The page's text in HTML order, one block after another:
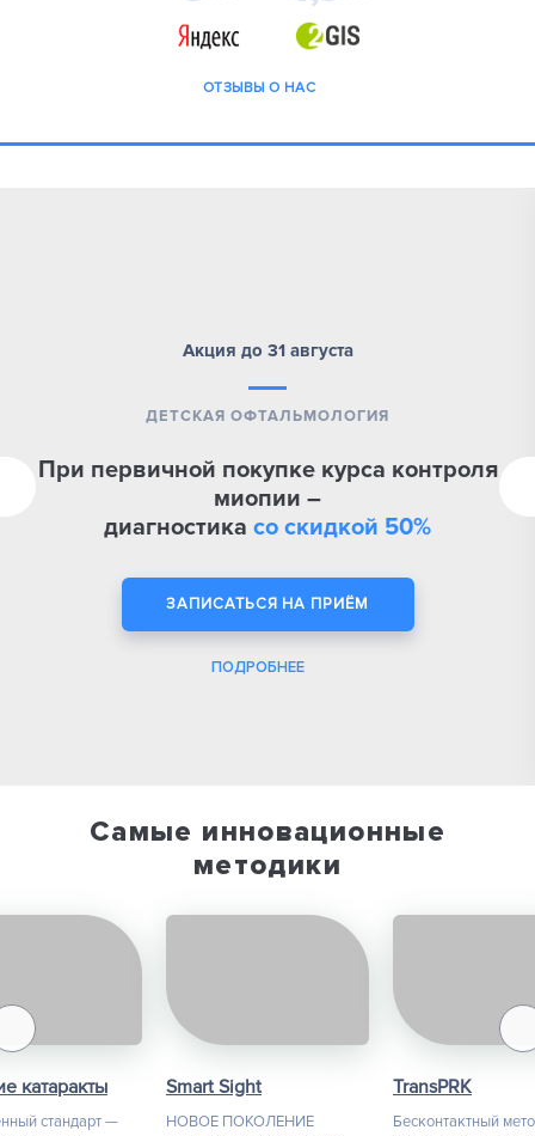
ОТЗЫВЫ О НАС
Акция до 31 августа
ДЕТСКАЯ ОФТАЛЬМОЛОГИЯ
При первичной покупке курса контроля
миопии –
диагностика со скидкой 50%
ЗАПИСАТЬСЯ НА ПРИЁМ
ПОДРОБНЕЕ
Самые инновационные
методики
катаракты
стандарт —
Smart Sight
НОВОЕ ПОКОЛЕНИЕ
TransPRK
Бесконтактный